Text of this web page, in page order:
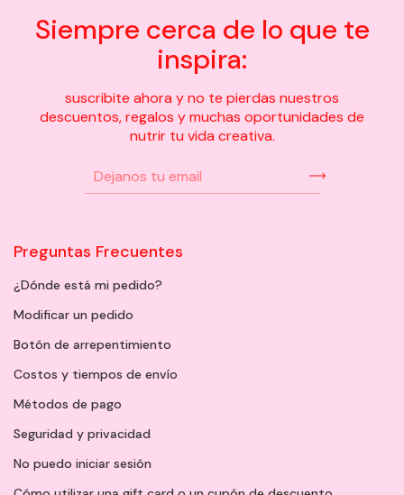
Siempre cerca de lo que te
inspira:
suscribite ahora y no te pierdas nuestros
descuentos, regalos y muchas oportunidades de
nutrir tu vida creativa.
Preguntas Frecuentes
¿Dónde está mi pedido?
Modificar un pedido
Botón de arrepentimiento
Costos y tiempos de envío
Métodos de pago
Seguridad y privacidad
No puedo iniciar sesión